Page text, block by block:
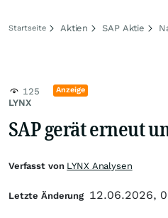
Startseite Aktien SAP Aktie
LYNX
125 Anzeige
SAP gerät erneut
Verfasst von LYNX Analysen
Letzte Änderung 12.06.2026,